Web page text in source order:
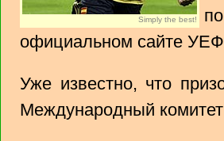
Simply the best!
официальном сайте
Уже известно, что
Международный